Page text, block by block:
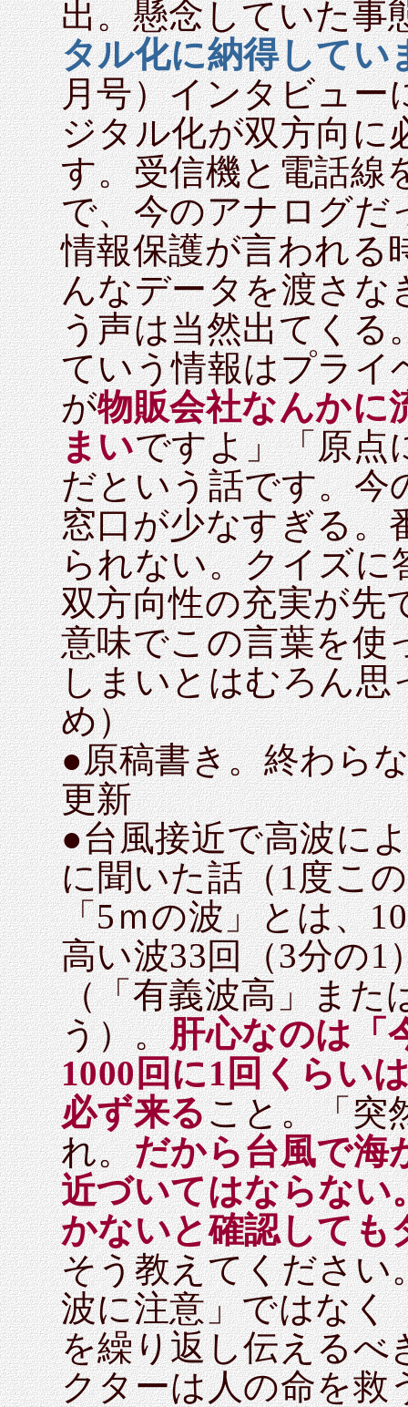
出。懸念していた事
タル化に納得してい
月号）インタビュー
ジタル化が双方向に
す。受信機と電話線
で、今のアナログだ
情報保護が言われる
んなデータを渡さな
う声は当然出てくる
ていう情報はプライ
が物販会社なんかに
まいですよ」「原点
だという話です。今
窓口が少なすぎる。
られない。クイズに
双方向性の充実が先
意味でこの言葉を使
しまいとはむろん思
め）
●原稿書き。終わら
更新
●台風接近で高波に
に聞いた話（1度こ
「5ｍの波」とは、
高い波33回（3分の1
（「有義波高」また
う）。肝心なのは「
1000回に1回くらい
必ず来ること。「突
れ。だから台風で海
近づいてはならない
かないと確認しても
そう教えてください
波に注意」ではなく
を繰り返し伝えるべ
クターは人の命を救